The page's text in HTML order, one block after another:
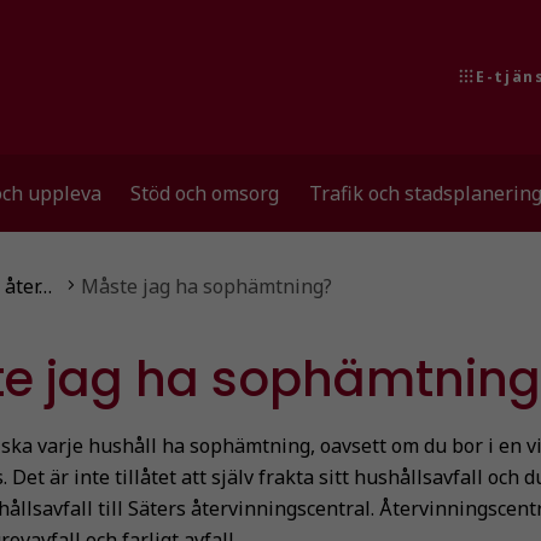
E-
uppleva Stöd och omsorg Trafik och
Måste jag ha sophämtning?
jag ha
varje hushåll ha sophämtning, oavsett om du bor i en
Det är inte tillåtet att själv frakta sitt hushållsavfall och
till Säters återvinningscentral.